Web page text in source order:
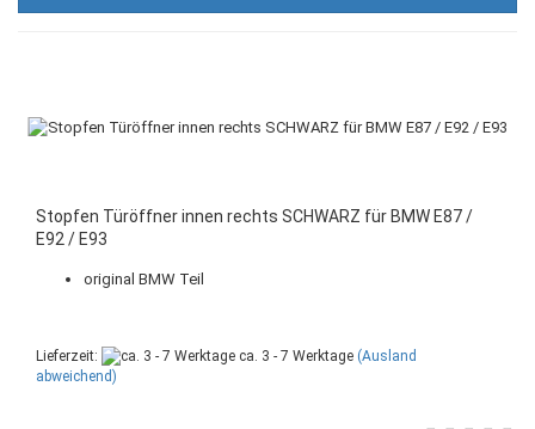
Stopfen Türöffner innen rechts SCHWARZ für BMW E87 /
E92 / E93
original BMW Teil
Lieferzeit: ca. 3 - 7 Werktage (Ausland
abweichend)